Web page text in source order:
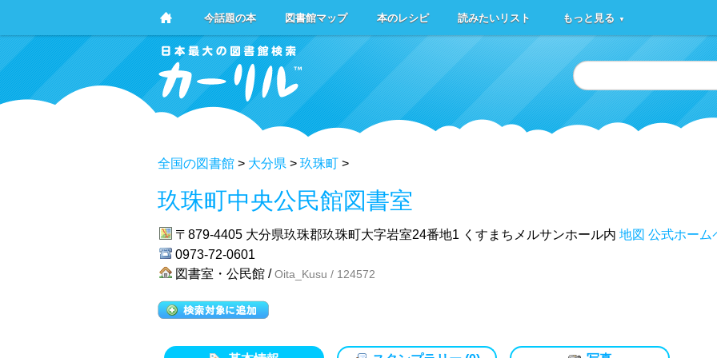
今話題の本 図書館マップ 本のレシピ 読みたいリスト もっと見る ▼
全国の図書館 > 大分県 > 玖珠町 >
玖珠町中央公民館図書室
〒879-4405 大分県玖珠郡玖珠町大字岩室24番地1 くすまちメルサンホール内 地図 公式ホーム
0973-72-0601
図書室・公民館 / Oita_Kusu / 124572